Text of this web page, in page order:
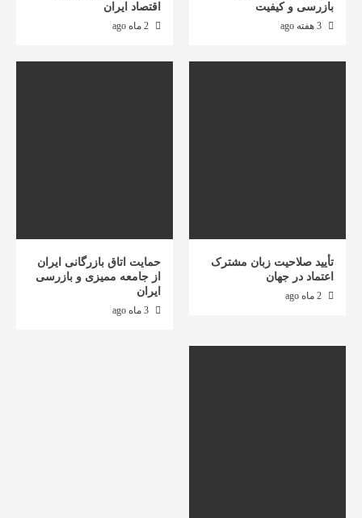
بازرسی و کیفیت
اقتصاد ایران
تأیید صلاحیت زبان مشترک
اعتماد در جهان
حمایت اتاق بازرگانی ایران
از جامعه ممیزی و بازرسی
ایران